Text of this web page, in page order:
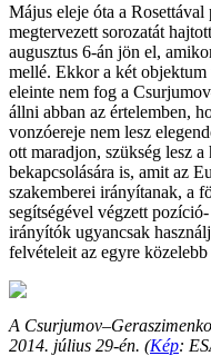
Május eleje óta a
megtervezett sorozatát
augusztus 6-án jön el,
mellé. Ekkor a két
eleinte nem fog a
állni abban az értelemben,
vonzóereje nem lesz
ott maradjon, szükség lesz
bekapcsolására is, amit az
szakemberei irányítanak, a
segítségével végzett
irányítók ugyancsak
felvételeit az egyre
A
2014. július 29-én. (Kép: